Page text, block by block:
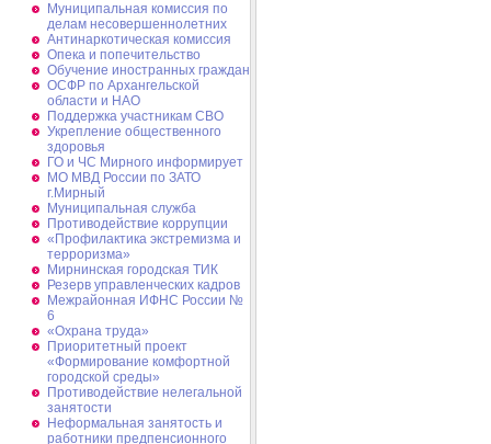
Муниципальная комиссия по
делам несовершеннолетних
Антинаркотическая комиссия
Опека и попечительство
Обучение иностранных граждан
ОСФР по Архангельской
области и НАО
Поддержка участникам СВО
Укрепление общественного
здоровья
ГО и ЧС Мирного информирует
МО МВД России по ЗАТО
г.Мирный
Муниципальная cлужба
Противодействие коррупции
«Профилактика экстремизма и
терроризма»
Мирнинская городская ТИК
Резерв управленческих кадров
Межрайонная ИФНС России №
6
«Охрана труда»
Приоритетный проект
«Формирование комфортной
городской среды»
Противодействие нелегальной
занятости
Неформальная занятость и
работники предпенсионного